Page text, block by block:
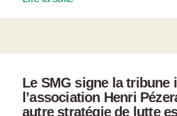
Le SMG signe la tribune
l’association Henri
autre stratégie de lutte